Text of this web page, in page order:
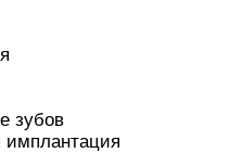
зубов
имплантация